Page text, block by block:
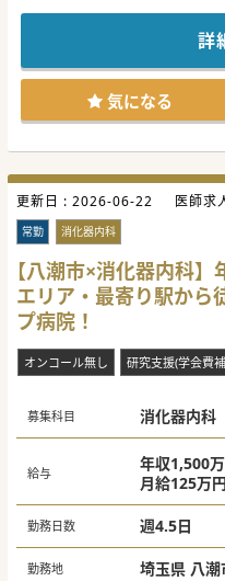
アクセス面においても都
で通勤し易い点が魅力。
おすすめの医療機関です
ください。
#秋入職可
詳
気になる
更新日 : 2026-06-22 医師求
常勤 消化器内科
【八潮市×消化器内科
エリア・最寄り駅から
プ病院！
オンコール無し 研究支援(学会費
募集科目 消化器内科
給与
年収1,500
月給125万
勤務日数 週4.5日
勤務地 埼玉県